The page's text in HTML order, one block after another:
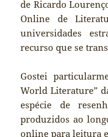
de Ricardo
Online de
universidades
recurso que se
Gostei
World Literature”
espécie de
produzidos ao
online para leitura